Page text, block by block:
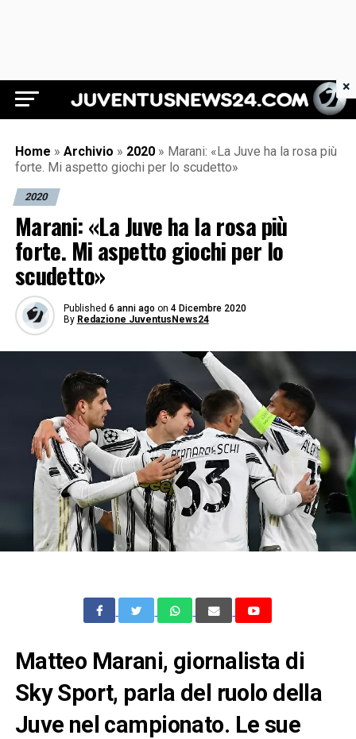
Juventus News 24
Home » Archivio » 2020 » Marani: «La Juve ha la rosa più
forte. Mi aspetto giochi per lo scudetto»
2020
Marani: «La Juve ha la rosa più
forte. Mi aspetto giochi per lo
scudetto»
Published 6 anni ago on 4 Dicembre 2020
By Redazione JuventusNews24
Matteo Marani, giornalista di
Sky Sport, parla del ruolo della
Juve nel campionato. Le sue
×